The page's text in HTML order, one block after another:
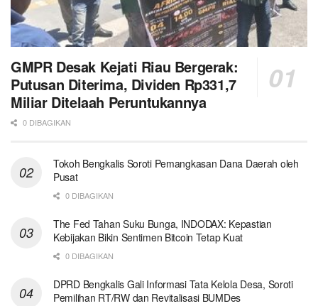
GMPR Desak Kejati Riau Bergerak:
Putusan Diterima, Dividen Rp331,7
Miliar Ditelaah Peruntukannya
0 DIBAGIKAN
Tokoh Bengkalis Soroti Pemangkasan Dana Daerah oleh
Pusat
0 DIBAGIKAN
The Fed Tahan Suku Bunga, INDODAX: Kepastian
Kebijakan Bikin Sentimen Bitcoin Tetap Kuat
0 DIBAGIKAN
DPRD Bengkalis Gali Informasi Tata Kelola Desa, Soroti
Pemilihan RT/RW dan Revitalisasi BUMDes